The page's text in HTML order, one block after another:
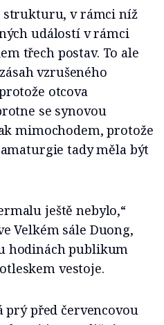
v rámci níž
událostí v rámci
třech postav. To ale
vzrušeného
otcova
se synovou
mimochodem, protože
tady měla být
ještě nebylo,“
Velkém sále Duong,
hodinách publikum
vestoje.
prý před červencovou